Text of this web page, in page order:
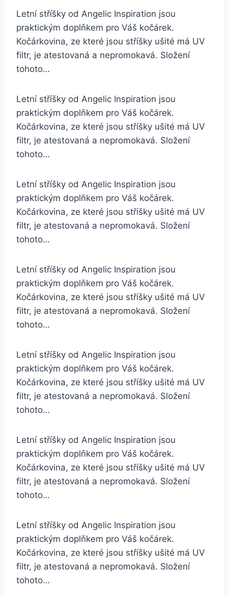
Letní stříšky od Angelic Inspiration jsou
praktickým doplňkem pro Váš kočárek.
Kočárkovina, ze které jsou stříšky ušité má UV
filtr, je atestovaná a nepromokavá. Složení
tohoto…
Letní stříšky od Angelic Inspiration jsou
praktickým doplňkem pro Váš kočárek.
Kočárkovina, ze které jsou stříšky ušité má UV
filtr, je atestovaná a nepromokavá. Složení
tohoto…
Letní stříšky od Angelic Inspiration jsou
praktickým doplňkem pro Váš kočárek.
Kočárkovina, ze které jsou stříšky ušité má UV
filtr, je atestovaná a nepromokavá. Složení
tohoto…
Letní stříšky od Angelic Inspiration jsou
praktickým doplňkem pro Váš kočárek.
Kočárkovina, ze které jsou stříšky ušité má UV
filtr, je atestovaná a nepromokavá. Složení
tohoto…
Letní stříšky od Angelic Inspiration jsou
praktickým doplňkem pro Váš kočárek.
Kočárkovina, ze které jsou stříšky ušité má UV
filtr, je atestovaná a nepromokavá. Složení
tohoto…
Letní stříšky od Angelic Inspiration jsou
praktickým doplňkem pro Váš kočárek.
Kočárkovina, ze které jsou stříšky ušité má UV
filtr, je atestovaná a nepromokavá. Složení
tohoto…
Letní stříšky od Angelic Inspiration jsou
praktickým doplňkem pro Váš kočárek.
Kočárkovina, ze které jsou stříšky ušité má UV
filtr, je atestovaná a nepromokavá. Složení
tohoto…